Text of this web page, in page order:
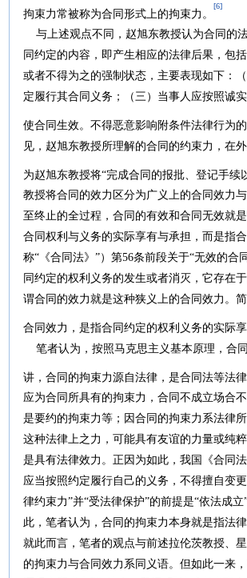
拘束力常被称为合同形式上的拘束力。
[6]
与上述观点不同，赵旭东教授认为合同的
同约定的内容，即产生相应的法律后果，包
或者不得为之的强制状态，主要表现如下：
定履行其合同义务；（三）当事人应按照诚
使合同生效。不得恶意影响附条件法律行为
见，赵旭东教授所理解的合同的约束力，在
为赵旭东教授将“完成合同的报批、登记手
教授将合同的效力区分为广义上的合同效力
至终止的全过程，合同的有效和合同无效就
合同权利与义务的实际享有与承担，而是指
称“《合同法》”）第56条前段关于“无效的
同约定的权利义务的发生或者消灭，它存在
谓合同的效力就是这种狭义上的合同效力。
合同效力，是指合同约定的权利义务的实际享
笔者认为，按照马克思主义基本原理，合
讲，合同的拘束力源自法律，是合同法等法
应为合同所具有的拘束力，合同不成立场合
是要约的拘束力等；因合同的拘束力系法律
这种法律上之力，可能具有友谊的力量或纯
是具有法律效力。正因为如此，我国《合同
应当按照约定履行自己的义务，不得擅自变
律约束力”并“受法律保护”的前提是“依法成
此，笔者认为，合同的拘束力本身就是指法
就此而言，笔者的观点与前述拉伦茨教授、
的拘束力与合同效力系同义语。但如此一来